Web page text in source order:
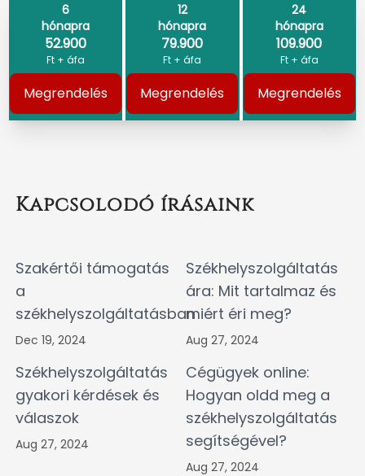
6
hónapra
52.900
Ft + áfa
Megrendelés
12
hónapra
79.900
Ft + áfa
Megrendelés
24
hónapra
109.900
Ft + áfa
Megrendelés
Kapcsolodó írásaink
Szakértői támogatás
a
székhelyszolgáltatásban
Dec 19, 2024
Székhelyszolgáltatás
ára: Mit tartalmaz és
miért éri meg?
Aug 27, 2024
Székhelyszolgáltatás
gyakori kérdések és
válaszok
Aug 27, 2024
Cégügyek online:
Hogyan oldd meg a
székhelyszolgáltatás
segítségével?
Aug 27, 2024